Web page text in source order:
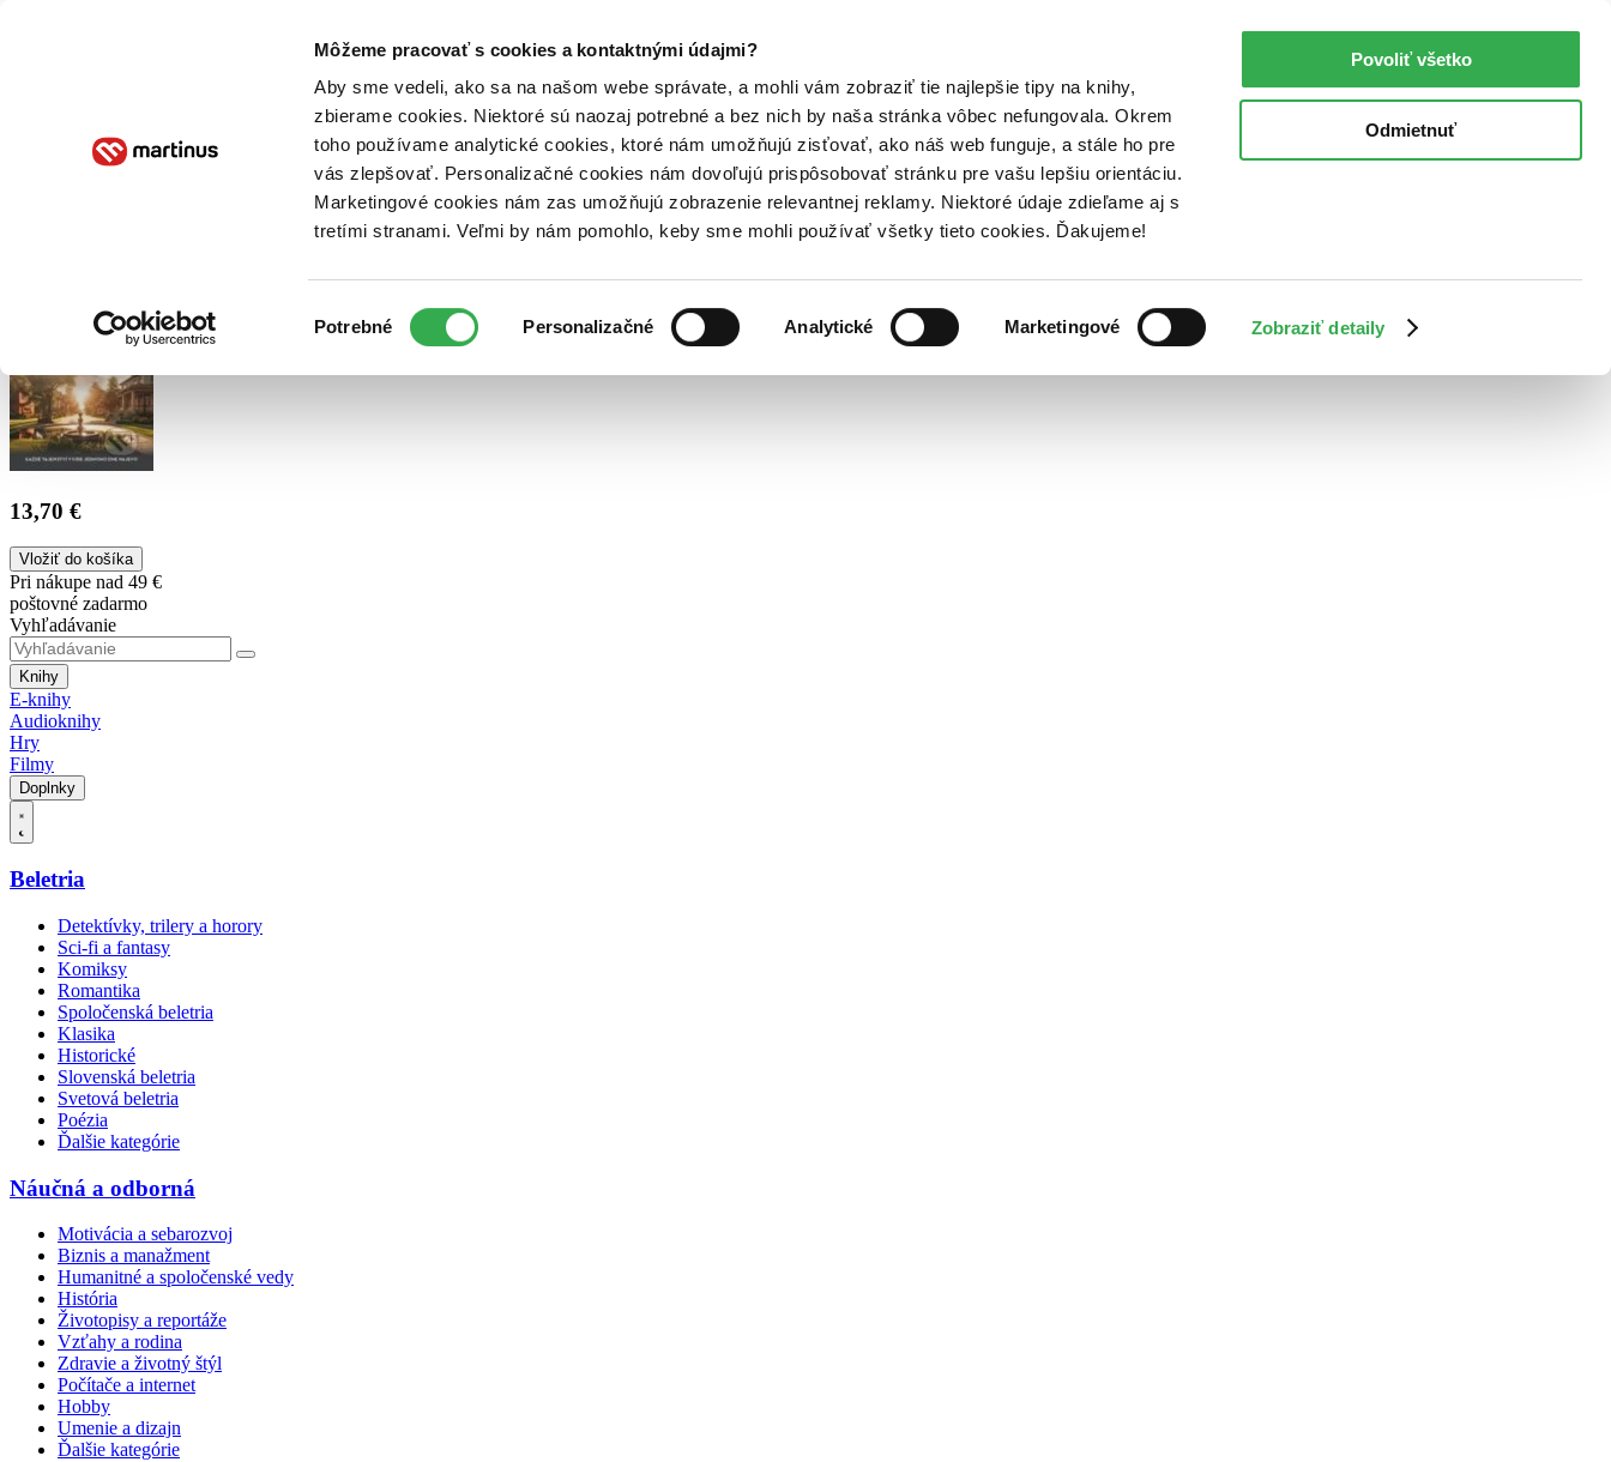
Môžeme pracovať s cookies a kontaktnými údajmi?
Aby sme vedeli, ako sa na našom webe správate, a mohli vám zobraziť tie najlepšie tipy na knihy,
zbierame cookies. Niektoré sú naozaj potrebné a bez nich by naša stránka vôbec nefungovala. Okrem
toho používame analytické cookies, ktoré nám umožňujú zisťovať, ako náš web funguje, a stále ho pre
vás zlepšovať. Personalizačné cookies nám dovoľujú prispôsobovať stránku pre vašu lepšiu orientáciu.
Marketingové cookies nám zas umožňujú zobrazenie relevantnej reklamy. Niektoré údaje zdieľame aj s
tretími stranami. Veľmi by nám pomohlo, keby sme mohli používať všetky tieto cookies. Ďakujeme!
súhlasu
Potrebné Personalizačné Analytické Marketingové Zobraziť detaily
Povoliť všetko
Odmietnuť
Poukážky Kontakt
13,70 €
Vložiť do košíka
Pri nákupe nad 49 €
poštovné zadarmo
Vyhľadávanie
Knihy
E-knihy
Audioknihy
Hry
Filmy
Doplnky
Beletria
Detektívky, trilery a horory
Sci-fi a fantasy
Komiksy
Romantika
Spoločenská beletria
Klasika
Historické
Slovenská beletria
Svetová beletria
Poézia
Ďalšie kategórie
Náučná a odborná
Motivácia a sebarozvoj
Biznis a manažment
Humanitné a spoločenské vedy
História
Životopisy a reportáže
Vzťahy a rodina
Zdravie a životný štýl
Počítače a internet
Hobby
Umenie a dizajn
Ďalšie kategórie